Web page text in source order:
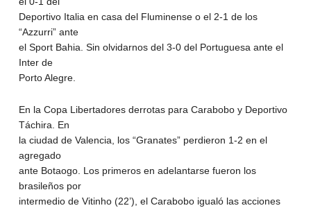
Deportivo Italia en casa del Fluminense o el 2-1 de los
“Azzurri” ante
el Sport Bahia. Sin olvidarnos del 3-0 del Portuguesa ante el
Inter de
Porto Alegre.
En la Copa Libertadores derrotas para Carabobo y Deportivo
Táchira. En
la ciudad de Valencia, los “Granates” perdieron 1-2 en el
agregado
ante Botaogo. Los primeros en adelantarse fueron los
brasileños por
intermedio de Vitinho (22’), el Carabobo igualó las acciones